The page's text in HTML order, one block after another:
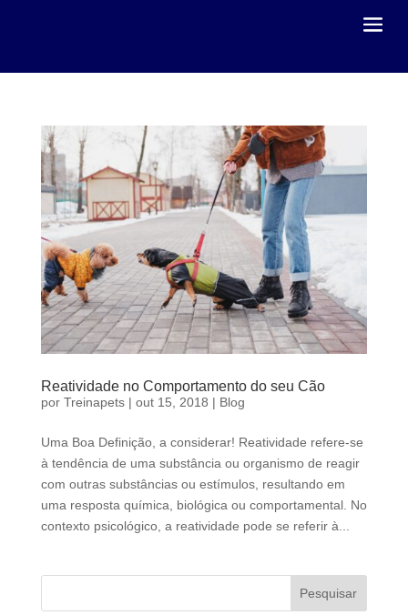
Reatividade no Comportamento do seu Cão
por Treinapets| out 15, 2018 | Blog
Uma Boa Definição, a considerar! Reatividade refere-se
à tendência de uma substância ou organismo de reagir
com outras substâncias ou estímulos, resultando em
uma resposta química, biológica ou comportamental. No
contexto psicológico, a reatividade pode se referir à...
Pesquisar